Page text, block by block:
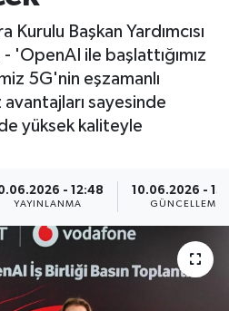
Başkan Yardımcısı
'OpenAI ile başlattığımız
5G'nin eşzamanlı
avantajları sayesinde
yüksek kaliteyle
- 12:48
YAYINLANMA
10.06.2026 -
GÜNCELLEME